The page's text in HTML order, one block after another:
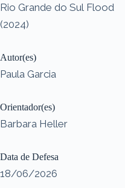
Rio Grande do Sul Flood
(2024)
Autor(es)
Paula Garcia
Orientador(es)
Barbara Heller
Data de Defesa
18/06/2026